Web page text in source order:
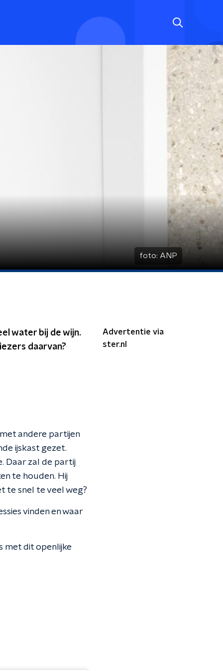
foto: ANP
water bij de wijn.
daarvan?
andere partijen
ijskast gezet.
Daar zal de partij
te houden. Hij
te snel te veel weg?
vinden en waar
met dit openlijke
Advertentie via
ster.nl